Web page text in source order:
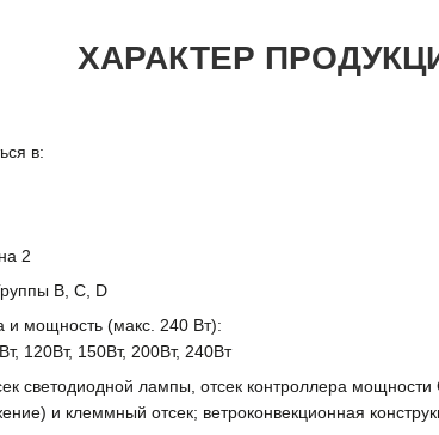
ХАРАКТЕР
в:
2
B, C, D
мощность (макс. 240 Вт):
120Вт, 150Вт, 200Вт, 240Вт
светодиодной лампы, отсек контроллера мощности
и клеммный отсек; ветроконвекционная